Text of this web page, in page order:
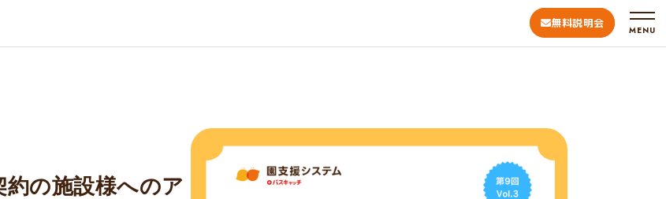
無料説明会
MENU
の施設様へのア